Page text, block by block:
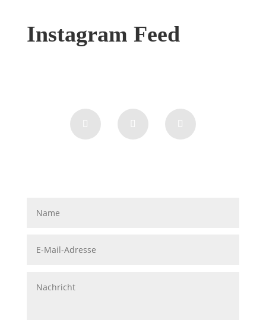
Instagram Feed